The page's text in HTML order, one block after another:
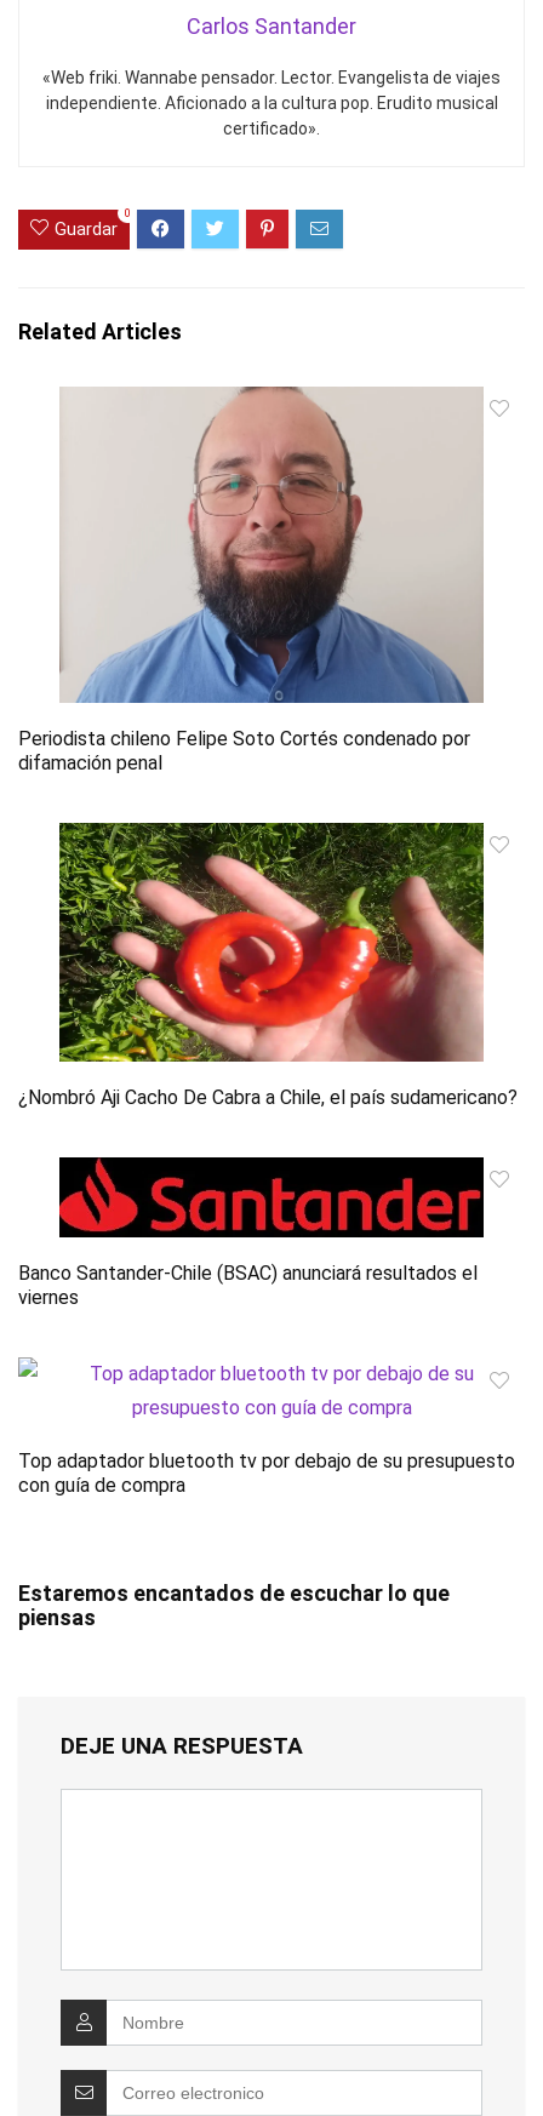
Carlos Santander
«Web friki. Wannabe pensador. Lector. Evangelista de viajes
independiente. Aficionado a la cultura pop. Erudito musical
certificado».
Guardar
0
Related Articles
Periodista chileno Felipe Soto Cortés condenado por
difamación penal
¿Nombró Aji Cacho De Cabra a Chile, el país sudamericano?
Banco Santander-Chile (BSAC) anunciará resultados el
viernes
Top adaptador bluetooth tv por debajo de su presupuesto
con guía de compra
Estaremos encantados de escuchar lo que
piensas
DEJE UNA RESPUESTA